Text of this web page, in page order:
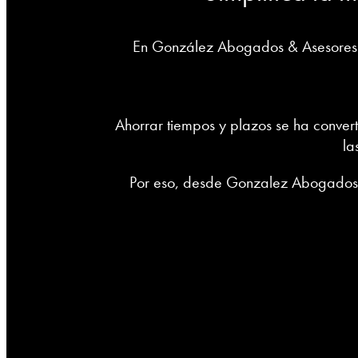
En González Abogados &
Ahorrar tiempos y plazos se ha
Por eso, desde Gonzalez